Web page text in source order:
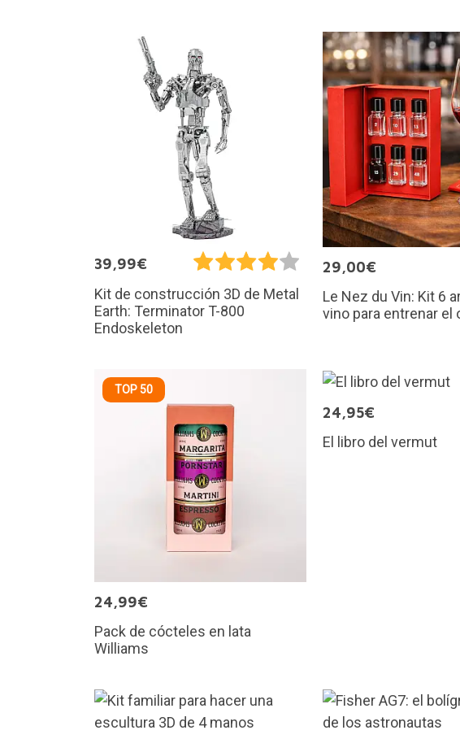
39,99€
Kit de construcción 3D de Metal
Earth: Terminator T-800
Endoskeleton
29,00€
Le Nez du Vin: Kit 6
vino para entrenar el
TOP 50
24,99€
Pack de cócteles en lata
Williams
24,95€
El libro del vermut